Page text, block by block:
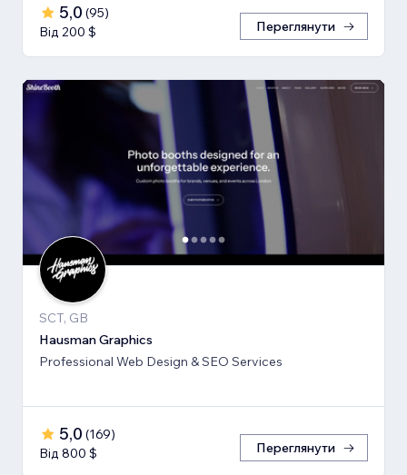
5,0 (95)
Від 200 $
Переглянути
SCT, GB
Hausman Graphics
Professional Web Design & SEO Services
5,0 (169)
Від 800 $
Переглянути